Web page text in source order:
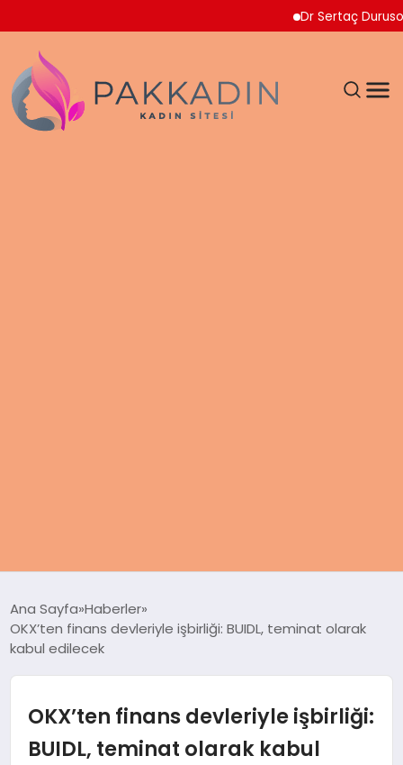
Dr Sertaç Durusoy
KADIN
Ana Sayfa Haberler
OKX’ten finans devleriyle işbirliği: BUIDL, teminat olarak
kabul edilecek
OKX’ten finans devleriyle işbirliği:
BUIDL, teminat olarak kabul